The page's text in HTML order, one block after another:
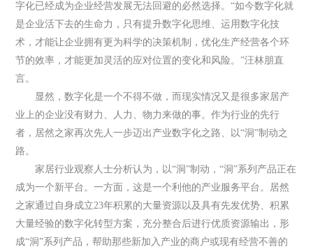
字化已经成为企业经营发展无法回避的必然选择。“如今数字化就
是企业活下去的生命力，只有提升数字化思维、运用数字化技
术，才能让企业拥有更为科学的决策机制，优化生产经营各个环
节的效率，才能更加灵活的应对位置的变化和风险。”汪林朋直
言。
显然，数字化是一个不得不做，而现实情况又是很多家居产
业上的企业没有财力、人力、物力来做的事。作为行业的先行
者，居然之家再次先人一步迈出产业数字化之路、以“洞”制动之
路。
家居行业观察人士分析认为，以“洞”制动，“洞”系列产品正在
成为一个新平台。一方面，这是一个利他的产业服务平台。居然
之家通过自身成立23年积累的大量资源以及具有先发优势、积累
大量经验的数字化转型方案，充分整合后进行优质资源输出，形
成“洞”系列产品，帮助那些新加入产业的商户或现有经营不善的